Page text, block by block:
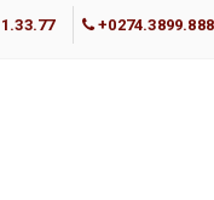
+0274.3899.888